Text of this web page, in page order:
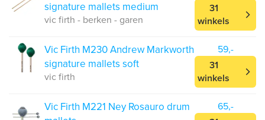
signature mallets medium
vic firth - berken - garen
31
winkels
Vic Firth M230 Andrew Markworth
signature mallets soft
vic firth
59,-
31
winkels
Vic Firth M221 Ney Rosauro drum
65,-